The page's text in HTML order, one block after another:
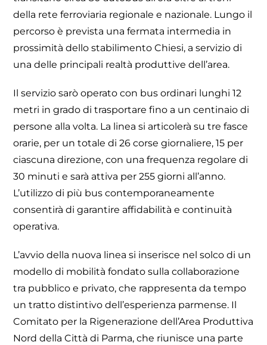
della rete ferroviaria regionale e nazionale. Lungo il
percorso è prevista una fermata intermedia in
prossimità dello stabilimento Chiesi, a servizio di
una delle principali realtà produttive dell’area.
Il servizio sarò operato con bus ordinari lunghi 12
metri in grado di trasportare fino a un centinaio di
persone alla volta. La linea si articolerà su tre fasce
orarie, per un totale di 26 corse giornaliere, 15 per
ciascuna direzione, con una frequenza regolare di
30 minuti e sarà attiva per 255 giorni all’anno.
L’utilizzo di più bus contemporaneamente
consentirà di garantire affidabilità e continuità
operativa.
L’avvio della nuova linea si inserisce nel solco di un
modello di mobilità fondato sulla collaborazione
tra pubblico e privato, che rappresenta da tempo
un tratto distintivo dell’esperienza parmense. Il
Comitato per la Rigenerazione dell’Area Produttiva
Nord della Città di Parma, che riunisce una parte